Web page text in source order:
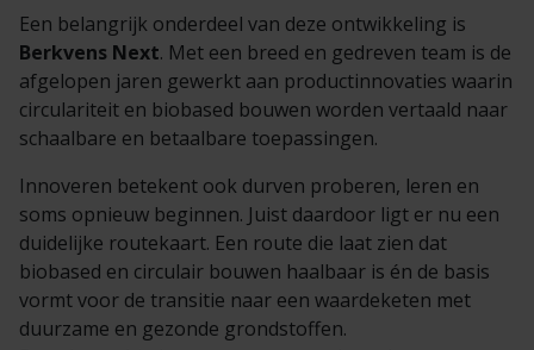
Een belangrijk onderdeel van deze ontwikkeling is
Berkvens Next. Met een breed en gedreven team is de
afgelopen jaren gewerkt aan productinnovaties waarin
circulariteit en biobased bouwen worden vertaald naar
schaalbare en betaalbare toepassingen.
Innoveren betekent ook durven proberen, leren en
soms opnieuw beginnen. Juist daardoor ligt er nu een
duidelijke routekaart. Een route die laat zien dat
biobased en circulair bouwen haalbaar is én de basis
vormt voor de transitie naar een waardeketen met
duurzame en gezonde grondstoffen.